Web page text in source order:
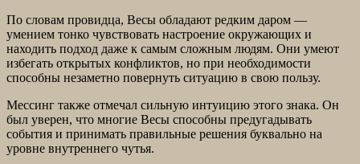
По словам провидца, Весы обладают редким даром —
умением тонко чувствовать настроение окружающих и
находить подход даже к самым сложным людям. Они умеют
избегать открытых конфликтов, но при необходимости
способны незаметно повернуть ситуацию в свою пользу.
Мессинг также отмечал сильную интуицию этого знака. Он
был уверен, что многие Весы способны предугадывать
события и принимать правильные решения буквально на
уровне внутреннего чутья.